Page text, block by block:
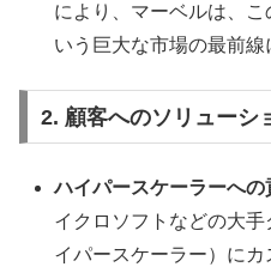
により、マーベルは、こ
いう巨大な市場の最前線
2. 顧客へのソリューシ
ハイパースケーラーへの
イクロソフトなどの大
イパースケーラー）に